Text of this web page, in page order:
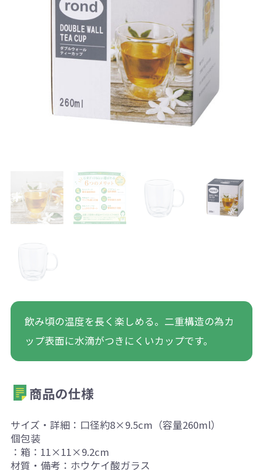
飲み頃の温度を長く楽しめる。二重構造の為カ
ップ表面に水滴がつきにくいカップです。
商品の仕様
サイズ・詳細：口径約8×9.5cm（容量260ml）
個包装
：箱：11×11×9.2cm
材質・備考：ホウケイ酸ガラス